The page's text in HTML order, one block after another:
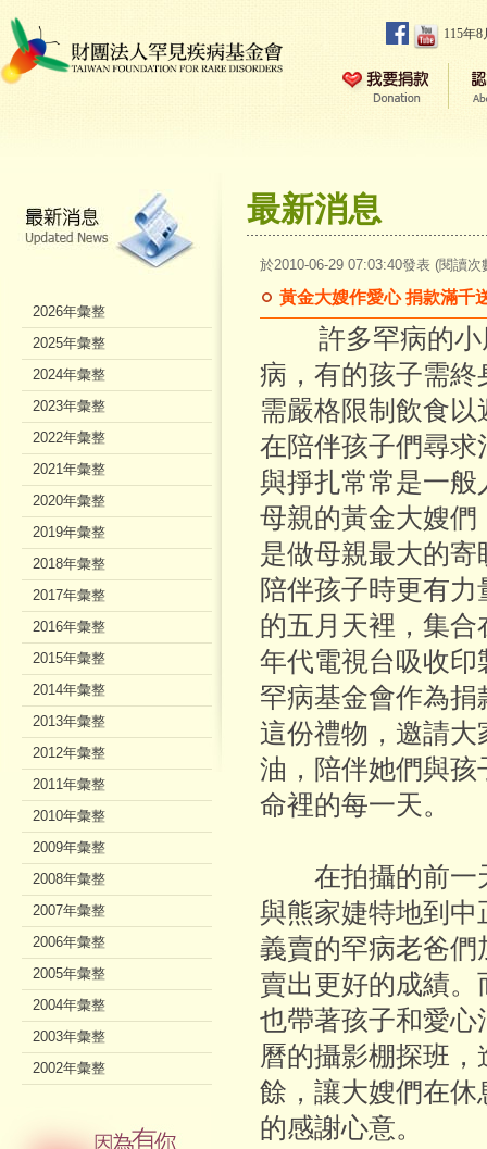
115年
最新消息
於2010-06-29 07:03:40發表 (閱讀次
黃金大嫂作愛心 捐款滿千
許多罕病的小
病，有的孩子需
需嚴格限制飲食
在陪伴孩子們尋
與掙扎常常是一
母親的黃金大嫂
是做母親最大的
陪伴孩子時更有
的五月天裡，集
年代電視台吸收
罕病基金會作為
這份禮物，邀請
油，陪伴她們與
命裡的每一天。
在拍攝的前一
與熊家婕特地到
義賣的罕病老爸
賣出更好的成績
也帶著孩子和愛
曆的攝影棚探班
餘，讓大嫂們在
的感謝心意。
2026年彙整
2025年彙整
2024年彙整
2023年彙整
2022年彙整
2021年彙整
2020年彙整
2019年彙整
2018年彙整
2017年彙整
2016年彙整
2015年彙整
2014年彙整
2013年彙整
2012年彙整
2011年彙整
2010年彙整
2009年彙整
2008年彙整
2007年彙整
2006年彙整
2005年彙整
2004年彙整
2003年彙整
2002年彙整